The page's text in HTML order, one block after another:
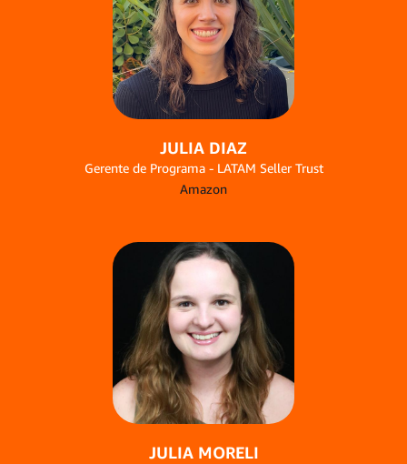
JULIA DIAZ
Gerente de Programa - LATAM Seller Trust
Amazon
JULIA MORELI